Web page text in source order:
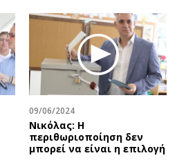
Οικονομία
Αναδρομές
Πρόσωπα
Περιβάλλον
Good Life
Γυναίκα
Showbiz
09/06/2024
Νικόλας: Η
περιθωριοποίηση δεν
μπορεί να είναι η επιλογή